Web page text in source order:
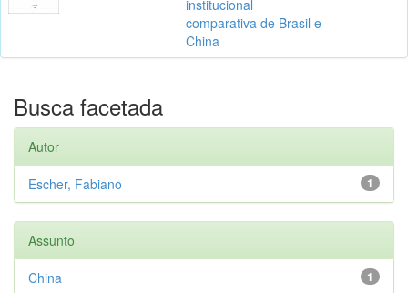
institucional
comparativa de Brasil e
China
Busca facetada
Autor
1
Escher, Fabiano
Assunto
1
China